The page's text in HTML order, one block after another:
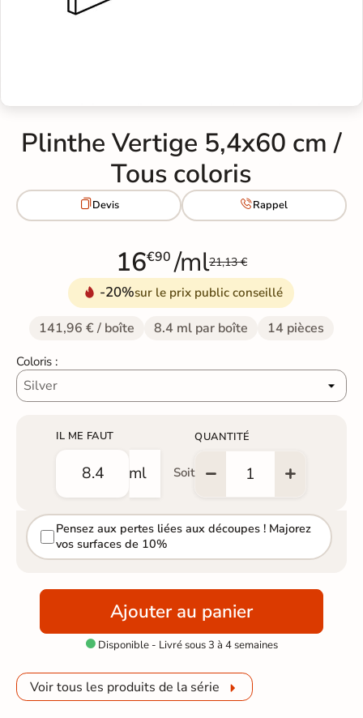
Plinthe Vertige 5,4x60 cm /
Tous coloris
Devis Rappel
16€90 /ml21,13 €
-20%sur le prix public conseillé
141,96 € / boîte 8.4 ml par boîte 14 pièces
Coloris :
IL ME FAUT
ml Soit
QUANTITÉ
Pensez aux pertes liées aux découpes ! Majorez
vos surfaces de 10%
Ajouter au panier
Disponible - Livré sous 3 à 4 semaines
Voir tous les produits de la série